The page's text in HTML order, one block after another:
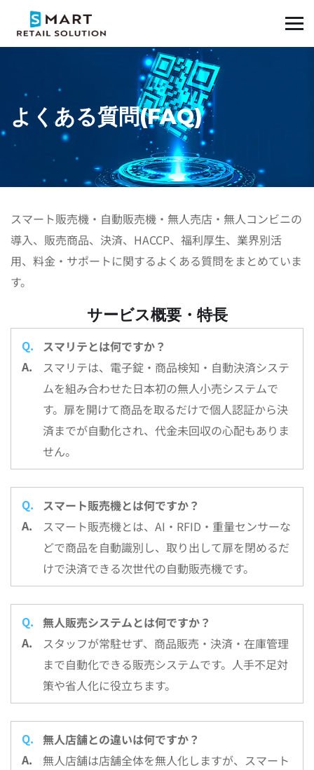
よくある質問(FAQ)
スマート販売機・自動販売機・無人売店・無人コンビニの
導入、販売商品、決済、HACCP、福利厚生、業界別活
用、料金・サポートに関するよくある質問をまとめていま
す。
サービス概要・特長
スマリテとは何ですか？
スマリテは、電子錠・商品検知・自動決済システ
ムを組み合わせた日本初の無人小売システムで
す。扉を開けて商品を取るだけで個人認証から決
済までが自動化され、代金未回収の心配もありま
せん。
スマート販売機とは何ですか？
スマート販売機とは、AI・RFID・重量センサーな
どで商品を自動識別し、取り出して扉を閉めるだ
けで決済できる次世代の自動販売機です。
無人販売システムとは何ですか？
スタッフが常駐せず、商品販売・決済・在庫管理
まで自動化できる販売システムです。人手不足対
策や省人化に役立ちます。
無人店舗との違いは何ですか？
無人店舗は店舗全体を無人化しますが、スマート